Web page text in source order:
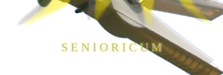
S E N I O R I C U M